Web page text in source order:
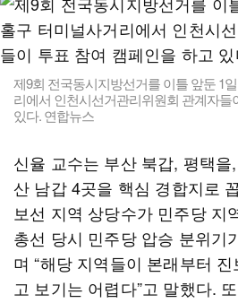
제9회 전국동시지방선거를 이틀 앞둔 1
리에서 인천시선거관리위원회 관계자들
있다. 연합뉴스
신율 교수는 부산 북갑, 평택을
산 남갑 4곳을 핵심 경합지로
보선 지역 상당수가 민주당 지
총선 당시 민주당 압승 분위기
며 “해당 지역들이 본래부터
고 보기는 어렵다”고 말했다.